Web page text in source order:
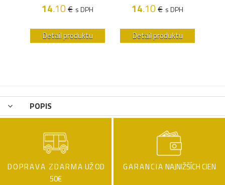
14.10€ s DPH
Detail produktu
14.10€ s DPH
Detail produktu
POPIS
DOPRAVA ZDARMA UŽ OD
50€
GARANCIA NAJNIŽŠÍCH CIEN